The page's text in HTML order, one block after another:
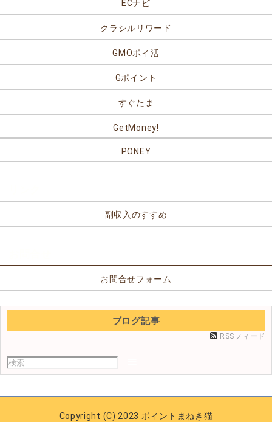
ECナビ
クラシルリワード
GMOポイ活
Gポイント
すぐたま
GetMoney!
PONEY
副収入のすすめ
お問合せフォーム
ブログ記事
RSSフィード
Copyright (C) 2023 ポイントまねき猫